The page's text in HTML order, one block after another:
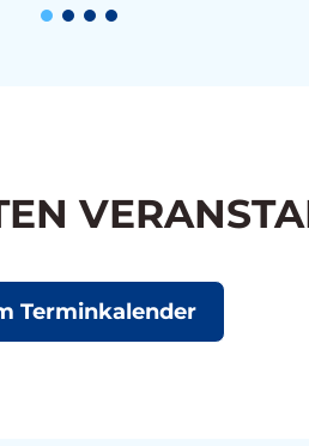
Terminkalender